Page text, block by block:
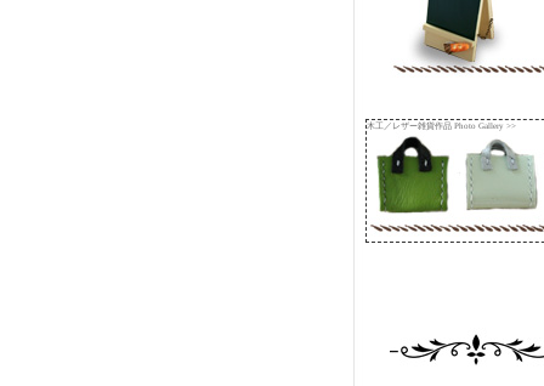
木工／レザー雑貨作品 Photo Gallery >>